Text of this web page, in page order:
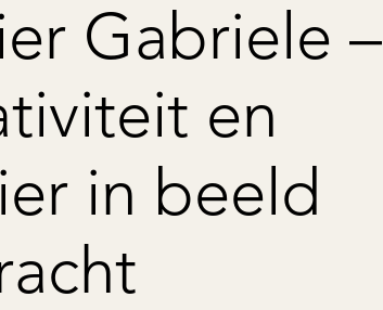
Gabriele –
en
in beeld